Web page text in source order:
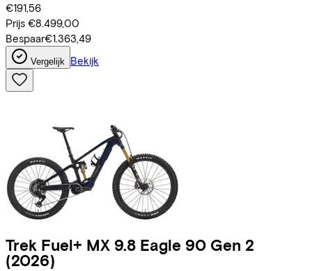
€191,56
Prijs €8.499,00
Bespaar€1.363,49
Vergelijk Bekijk
Trek Fuel+ MX 9.8 Eagle 90 Gen 2
(2026)